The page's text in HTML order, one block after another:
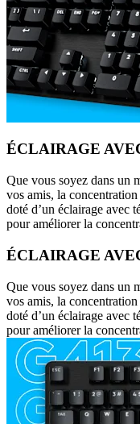
ÉCLAIRAGE
Que vous soyez dans un
vos amis, la
doté d’un éclairage avec
pour améliorer la
ÉCLAIRAGE
Que vous soyez dans un
vos amis, la
doté d’un éclairage avec
pour améliorer la